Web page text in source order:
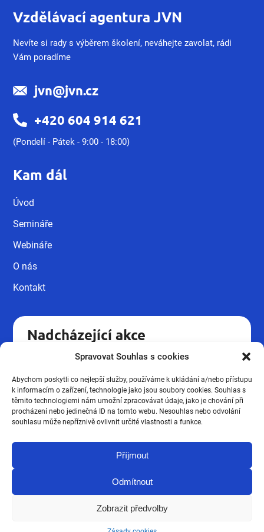
Spravovat Souhlas s cookies
Abychom poskytli co nejlepší služby, používáme k ukládání a/nebo přístupu
k informacím o zařízení, technologie jako jsou soubory cookies. Souhlas s
těmito technologiemi nám umožní zpracovávat údaje, jako je chování při
procházení nebo jedinečná ID na tomto webu. Nesouhlas nebo odvolání
souhlasu může nepříznivě ovlivnit určité vlastnosti a funkce.
Příjmout
Odmítnout
Zobrazit předvolby
Vzdělávací agentura JVN
Nevíte si rady s výběrem školení, neváhejte zavolat, rádi
Vám poradíme
jvn@jvn.cz
+420 604 914 621
(Pondelí - Pátek - 9:00 - 18:00)
Kam dál
Úvod
Semináře
Webináře
O nás
Kontakt
Nadcházející akce
Kvalifikační kurz pro pracovníky v
16.10
Podzimní novinky ze mzdové
účtárny 2026
19.03
Kvalifikační kurz pro pracovníky v